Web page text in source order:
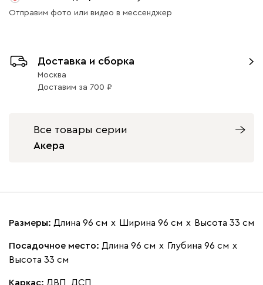
Отправим фото или видео в мессенджер
Доставка и сборка
Москва
Доставим за 700
Все товары серии
Акера
Размеры: Длина 96 см х Ширина 96 см х Высота 33 см
Посадочное место: Длина 96 см х Глубина 96 см х
Высота 33 см
Каркас: ДВП, ДСП